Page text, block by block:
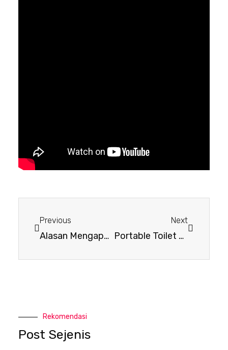
Previous
Alasan Mengapa Toilet Portable Dewasa Harus Ada di Setiap Acara
Next
Portable Toilet Surabaya: Solusi Sanitasi yang Efektif untuk Acara dan Proyek
Rekomendasi
Post Sejenis